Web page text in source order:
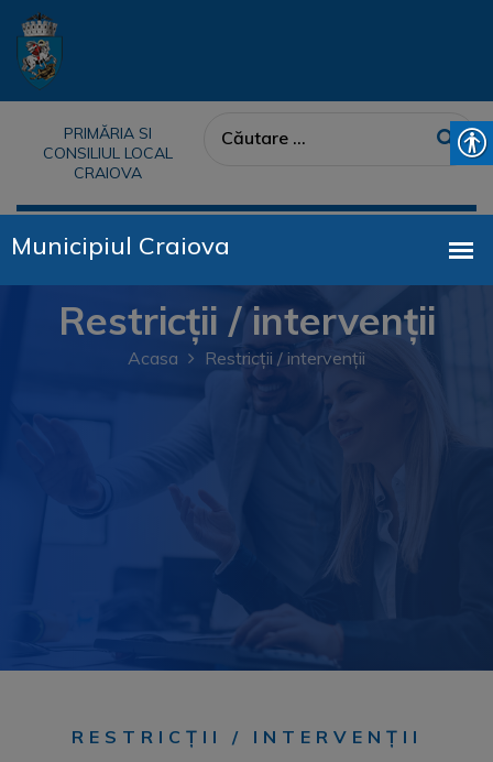
PRIMĂRIA SI
CONSILIUL LOCAL
CRAIOVA
Restricții / intervenții
Acasa Restricții / intervenții
RESTRICȚII / INTERVENȚII